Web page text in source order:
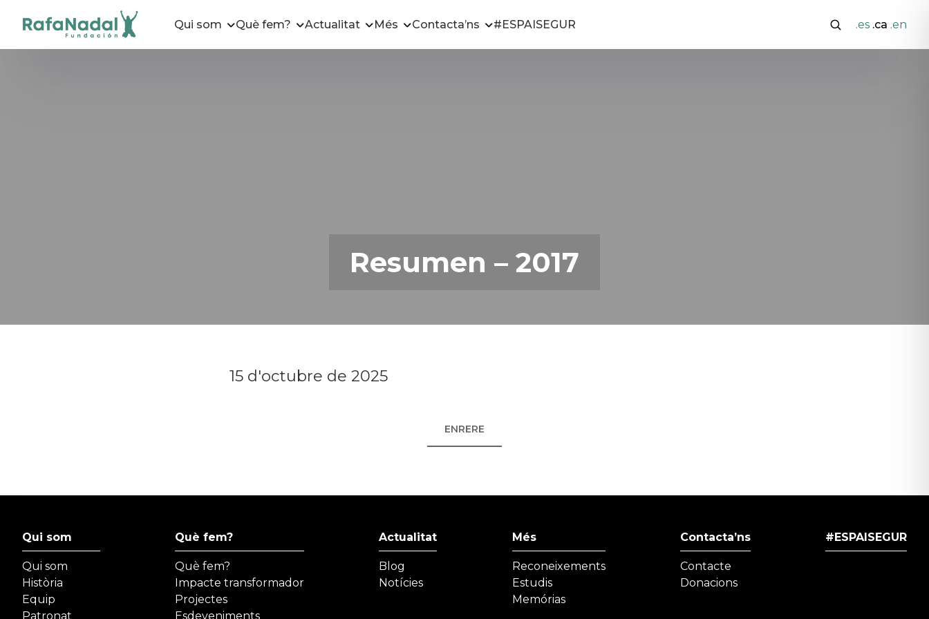
Qui som Què fem? Actualitat Més Contacta’ns #ESPAISEGUR .es .ca .en
Resumen – 2017
15 d'octubre de 2025
ENRERE
Qui som
Qui som
Història
Equip
Patronat
Què fem?
Què fem?
Impacte transformador
Projectes
Esdeveniments
Actualitat
Blog
Notícies
Més
Reconeixements
Estudis
Memórias
Contacta’ns
Contacte
Donacions
#ESPAISEGUR